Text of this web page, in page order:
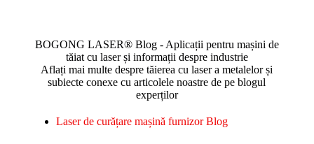
BOGONG LASER® Blog - Aplicații pentru mașini de
tăiat cu laser și informații despre industrie
Aflați mai multe despre tăierea cu laser a metalelor și
subiecte conexe cu articolele noastre de pe blogul
experților
Laser de curățare mașină furnizor Blog